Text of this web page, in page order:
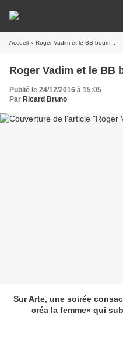
Accueil » Roger Vadim et le BB boum...
Roger Vadim et le BB
Publié le 24/12/2016 à 15:05
Par Ricard Bruno
Sur Arte, une soirée
créa la femme» qui